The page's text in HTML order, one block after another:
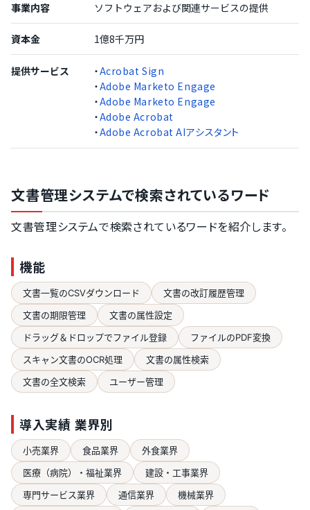
事業内容 ソフトウェアおよび関連サービスの提供
資本金 1億8千万円
提供サービス ・Acrobat Sign
・Adobe Marketo Engage
・Adobe Marketo Engage
・Adobe Acrobat
・Adobe Acrobat AIアシスタント
文書管理システムで検索されているワード
文書管理システムで検索されているワードを紹介します。
機能
文書一覧のCSVダウンロード
文書の改訂履歴管理
文書の期限管理
文書の属性設定
ドラッグ＆ドロップでファイル登録
ファイルのPDF変換
スキャン文書のOCR処理
文書の属性検索
文書の全文検索
ユーザー管理
導入実績 業界別
小売業界 食品業界
外食業界
医療（病院）・福祉業界
建設・工事業界
専門サービス業界
通信業界
機械業界